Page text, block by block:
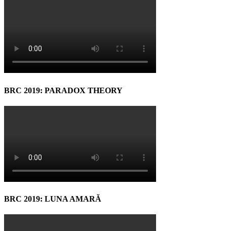
BRC 2019: PARADOX THEORY
BRC 2019: LUNA AMARĂ